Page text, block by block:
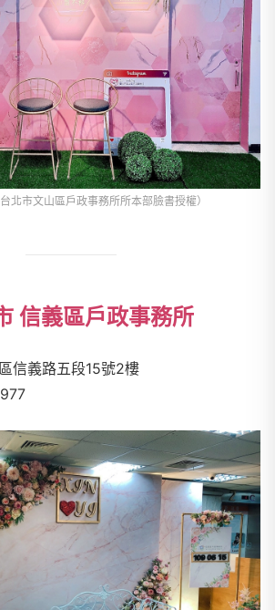
台北市文山區戶政事務所所本部臉書授權）
信義區戶政事務所
信義路五段15號2樓